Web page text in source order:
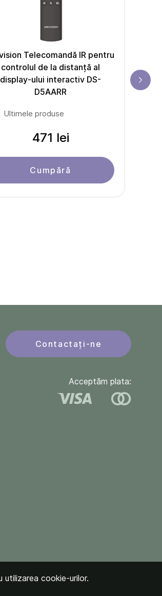
Telecomandă IR pentru
controlul de la distanță al
display-ului interactiv DS-
D5AARR
Ultimele produse
471 lei
Cumpără
Contactați-ne
Acceptăm plata:
cookie-urilor.